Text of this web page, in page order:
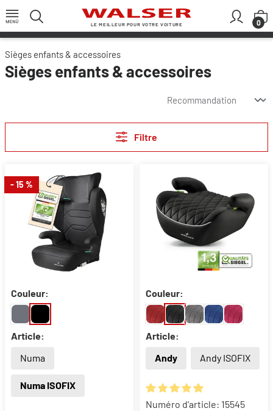
Passer au contenu principal
LE MEILLEUR POUR VOTRE VOITURE 0
Sièges enfants & accessoires
Sièges enfants & accessoires
Filtre
- 15 %
Couleur:
Article:
Numa
Numa ISOFIX
Couleur:
Article:
Andy
Andy ISOFIX
Note moyenne de 4.96 sur 5
Numéro d'article: 15545